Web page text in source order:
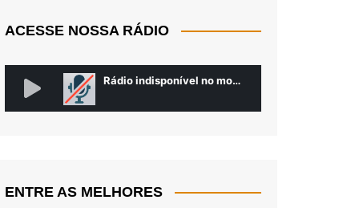
ACESSE NOSSA RÁDIO
ENTRE AS MELHORES